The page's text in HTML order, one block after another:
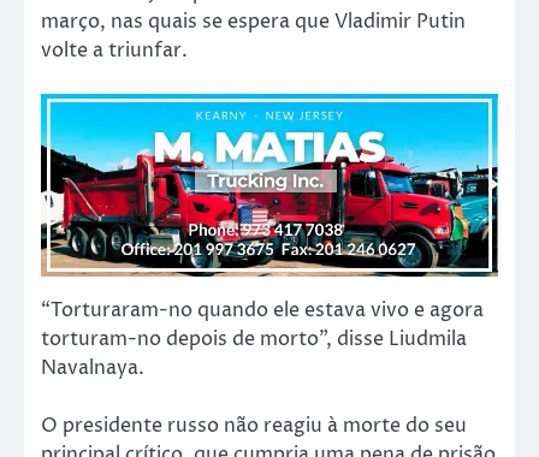
março, nas quais se espera que Vladimir Putin
volte a triunfar.
“Torturaram-no quando ele estava vivo e agora
torturam-no depois de morto”, disse Liudmila
Navalnaya.
O presidente russo não reagiu à morte do seu